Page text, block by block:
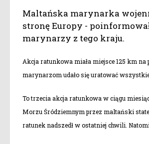
Maltańska marynarka
stronę Europy -
marynarzy z tego kraju.
Akcja ratunkowa miała miejsce 125 km na
marynarzom udało się uratować
To trzecia akcja ratunkowa w ciągu
Morzu Śródziemnym przez maltański
ratunek nadszedł w ostatniej chwili.